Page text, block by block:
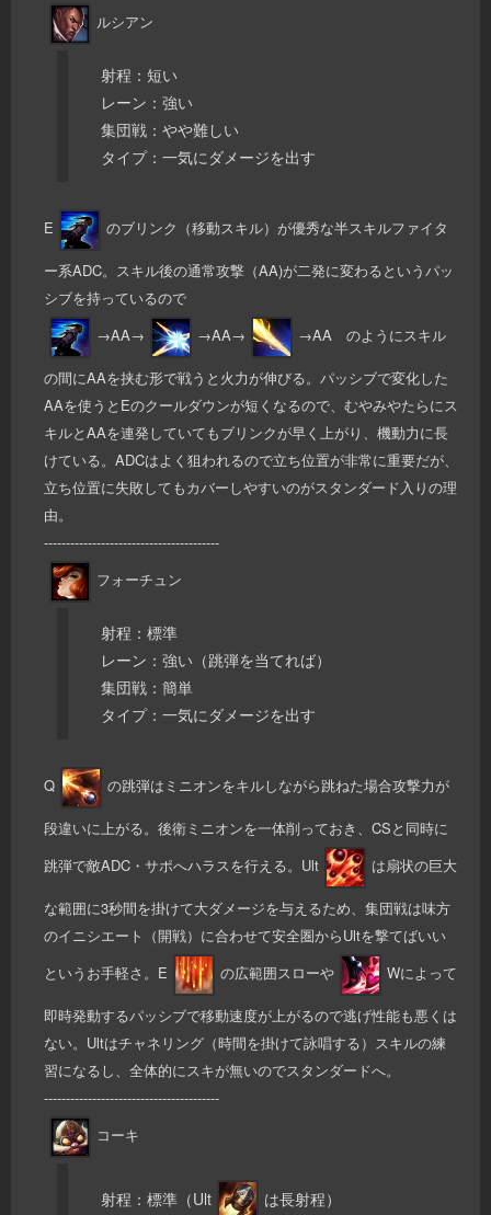
ルシアン
射程：短い
レーン：強い
集団戦：やや難しい
タイプ：一気にダメージを出す
E のブリンク（移動スキル）が優秀な半スキルファイタ
ー系ADC。スキル後の通常攻撃（AA)が二発に変わるというパッ
シブを持っているので
→AA→
→AA→ →AA のようにスキル
の間にAAを挟む形で戦うと火力が伸びる。パッシブで変化した
AAを使うとEのクールダウンが短くなるので、むやみやたらにス
キルとAAを連発していてもブリンクが早く上がり、機動力に長
けている。ADCはよく狙われるので立ち位置が非常に重要だが、
立ち位置に失敗してもカバーしやすいのがスタンダード入りの理
由。
----------------------------------------
フォーチュン
射程：標準
レーン：強い（跳弾を当てれば）
集団戦：簡単
タイプ：一気にダメージを出す
Q の跳弾はミニオンをキルしながら跳ねた場合攻撃力が
段違いに上がる。後衛ミニオンを一体削っておき、CSと同時に
跳弾で敵ADC・サポへハラスを行える。Ult
は扇状の巨大
な範囲に3秒間を掛けて大ダメージを与えるため、集団戦は味方
のイニシエート（開戦）に合わせて安全圏からUltを撃てばいい
というお手軽さ。E
の広範囲スローや Wによって
即時発動するパッシブで移動速度が上がるので逃げ性能も悪くは
ない。Ultはチャネリング（時間を掛けて詠唱する）スキルの練
習になるし、全体的にスキが無いのでスタンダードへ。
----------------------------------------
コーキ
射程：標準（Ult は長射程）